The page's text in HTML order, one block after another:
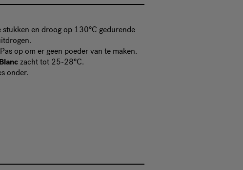
en droog op 130°C gedurende
op om er geen poeder van te maken.
zacht tot 25-28°C.
onder.